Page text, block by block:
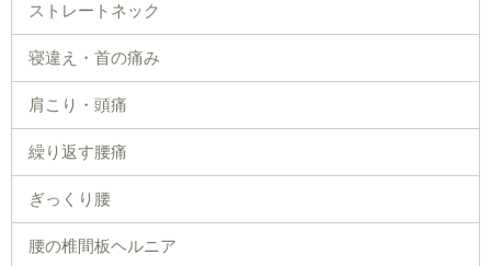
ストレートネック
寝違え・首の痛み
肩こり・頭痛
繰り返す腰痛
ぎっくり腰
腰の椎間板ヘルニア